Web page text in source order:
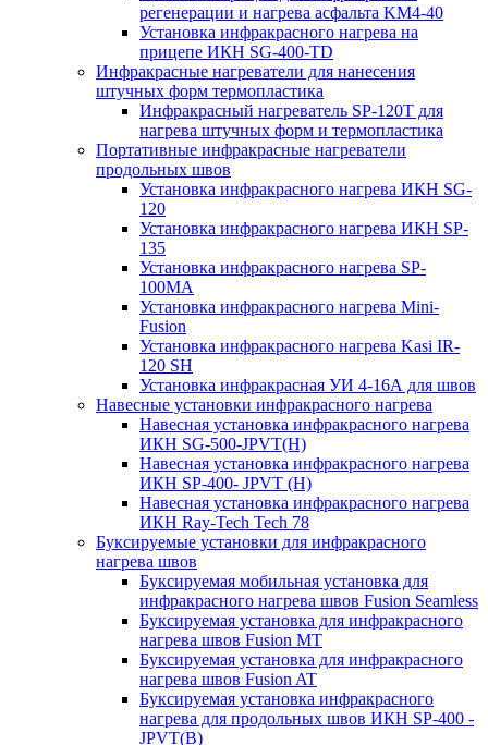
регенерации и нагрева асфальта KM4-40
Установка инфракрасного нагрева на
прицепе ИКН SG-400-TD
Инфракрасные нагреватели для нанесения
штучных форм термопластика
Инфракрасный нагреватель SP-120T для
нагрева штучных форм и термопластика
Портативные инфракрасные нагреватели
продольных швов
Установка инфракрасного нагрева ИКН SG-
120
Установка инфракрасного нагрева ИКН SP-
135
Установка инфракрасного нагрева SP-
100МА
Установка инфракрасного нагрева Mini-
Fusion
Установка инфракрасного нагрева Kasi IR-
120 SH
Установка инфракрасная УИ 4-16А для швов
Навесные установки инфракрасного нагрева
Навесная установка инфракрасного нагрева
ИКН SG-500-JPVT(H)
Навесная установка инфракрасного нагрева
ИКН SP-400- JPVT (Н)
Навесная установка инфракрасного нагрева
ИКН Ray-Tech Tech 78
Буксируемые установки для инфракрасного
нагрева швов
Буксируемая мобильная установка для
инфракрасного нагрева швов Fusion Seamless
Буксируемая установка для инфракрасного
нагрева швов Fusion MT
Буксируемая установка для инфракрасного
нагрева швов Fusion AT
Буксируемая установка инфракрасного
нагрева для продольных швов ИКН SP-400 -
JPVT(B)